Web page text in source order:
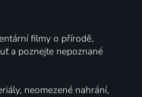
filmy o přírodě,
a poznejte nepoznané
neomezené nahrání,